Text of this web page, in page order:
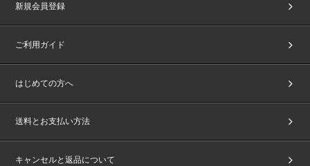
新規会員登録
ご利用ガイド
はじめての方へ
送料とお支払い方法
キャンセルと返品について